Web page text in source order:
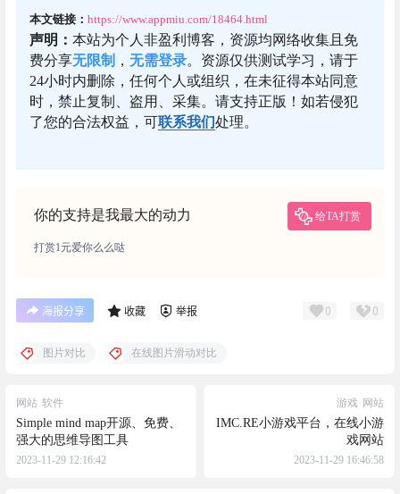
本文链接： https://www.appmiu.com/18464.html
声明： 本站为个人非盈利博客，资源均网络收集且免
费分享无限制 ， 无需登录。资源仅供测试学习，请于
24小时内删除，任何个人或组织，在未征得本站同意
时，禁止复制、盗用、采集。请支持正版！如若侵犯
了您的合法权益，可联系我们处理。
你的支持是我最大的动力 给TA打赏
打赏1元爱你么么哒
海报分享 收藏 举报 0 0
图片对比 在线图片滑动对比
网站 软件
Simple mind map开源、免费、
强大的思维导图工具
2023-11-29 12:16:42
游戏 网站
IMC.RE小游戏平台，在线小游
戏网站
2023-11-29 16:46:58